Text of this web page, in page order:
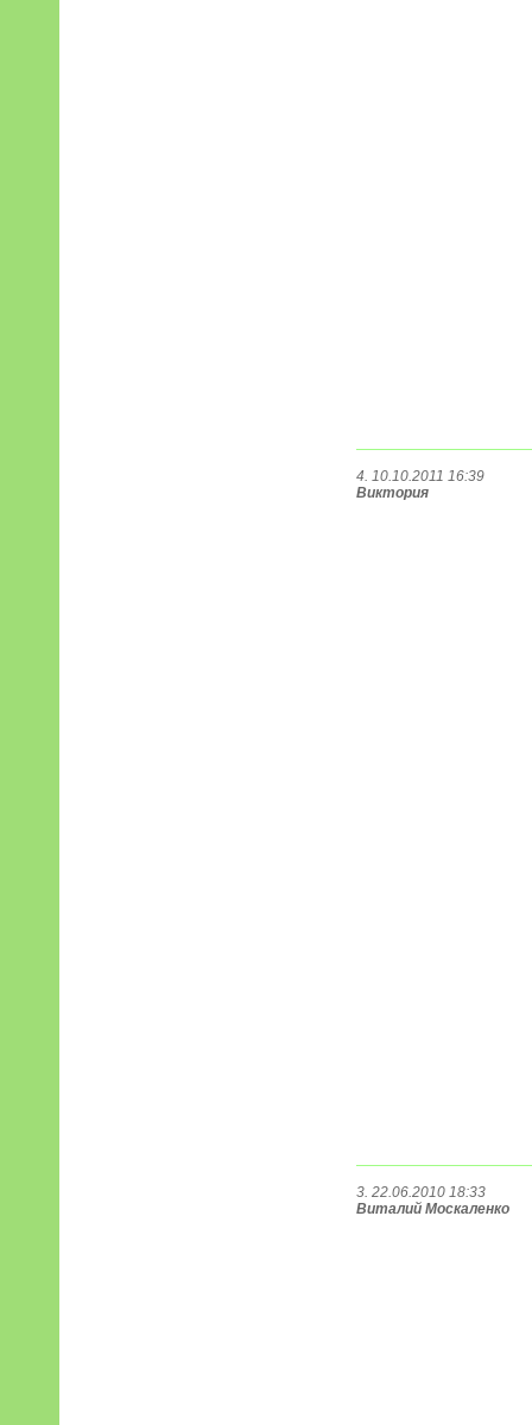
4. 10.10.2011 16:39
Виктория
3. 22.06.2010 18:33
Виталий Москаленко